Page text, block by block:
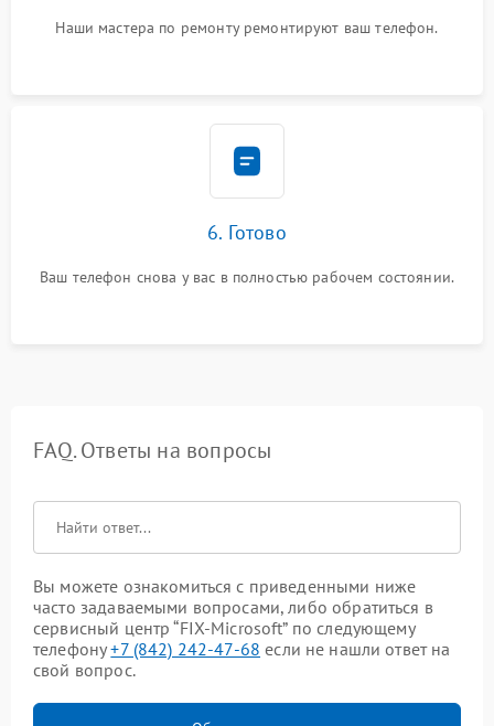
Наши мастера по ремонту ремонтируют ваш телефон.
6. Готово
Ваш телефон снова у вас в полностью рабочем состоянии.
FAQ. Ответы на вопросы
Вы можете ознакомиться с приведенными ниже
часто задаваемыми вопросами, либо обратиться в
сервисный центр “FIX-Microsoft” по следующему
телефону+7 (842) 242-47-68 если не нашли ответ на
свой вопрос.